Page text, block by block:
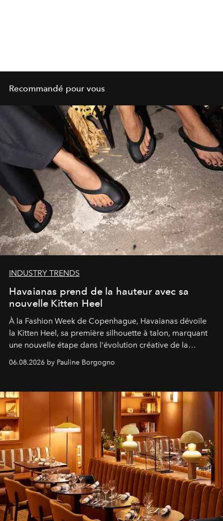
Recommandé pour vous
INDUSTRY TRENDS
Havaianas prend de la hauteur avec sa
nouvelle Kitten Heel
À la Fashion Week de Copenhague, Havaianas dévoile
la Kitten Heel, sa première silhouette à talon, marquant
une nouvelle étape dans l'évolution créative de la
06.08.2026 by Pauline Borgogno